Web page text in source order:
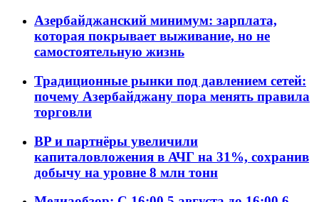
Азербайджанский минимум: зарплата,
которая покрывает выживание, но не
самостоятельную жизнь
Традиционные рынки под давлением сетей:
почему Азербайджану пора менять правила
торговли
BP и партнёры увеличили
капиталовложения в АЧГ на 31%, сохранив
добычу на уровне 8 млн тонн